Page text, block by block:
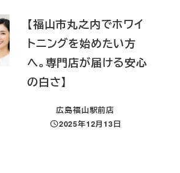
【福山市丸之内でホワイ
トニングを始めたい方
へ。専門店が届ける安心
の白さ】
広島福山駅前店
投稿日
2025年12月13日